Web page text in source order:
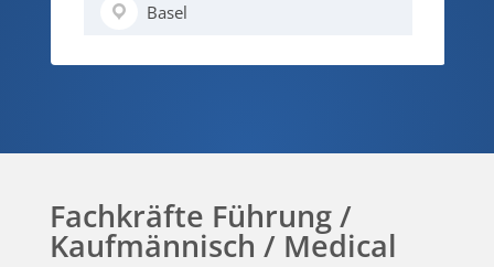
Basel
Fachkräfte Führung /
Kaufmännisch / Medical